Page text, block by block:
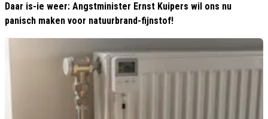
Daar is-ie weer: Angstminister Ernst Kuipers wil ons nu
panisch maken voor natuurbrand-fijnstof!